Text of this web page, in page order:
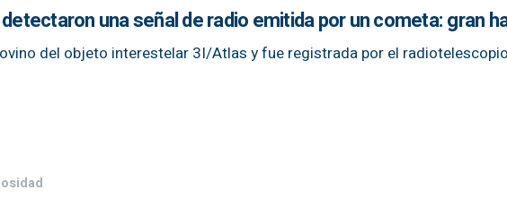
una señal de radio emitida por un cometa: gran
del objeto interestelar 3I/Atlas y fue registrada por el radiotelescopio